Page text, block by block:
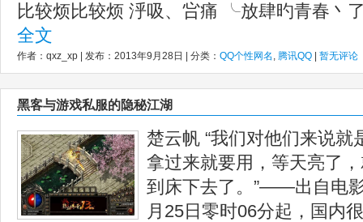
比较烦比较烦 泘吸、吢痛 ╰放肆旳青春丶
全文
作者：qxz_xp | 发布：2013年9月28日 | 分类： QQ个性网名 , 腾讯QQ 暂无评论
黑客与游戏私服的隐秘江湖
楚云帆 “我们对他们来说
拿过来就要用，等天亮了
到床下去了。”——出自电
月25日零时06分起，国内